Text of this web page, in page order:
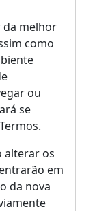
melhor
como
ou
se
alterar os
em
da nova